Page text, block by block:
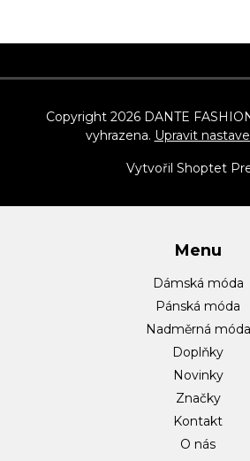
á
í
Vytvořil Shoptet
Copyright 2026 DANTE
vyhrazena. Upravit
Menu
Dámská móda
Pánská móda
Nadměrná móda
Doplňky
Novinky
Značky
Kontakt
O nás